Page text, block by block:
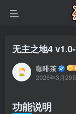
无主之地4
咖啡茶
2026年3月29
功能说明